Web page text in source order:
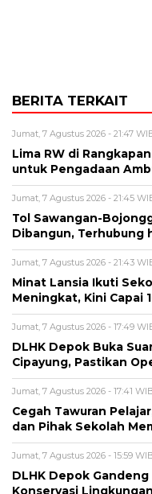
BERITA TERKAIT
Jumat, 7 Agustus 2026 - 21:47
Lima RW di
untuk Pengadaan
Jumat, 7 Agustus 2026 - 21:45
Tol Sawangan-
Dibangun, Terhubung
Jumat, 7 Agustus 2026 - 21:43
Minat Lansia Ikuti
Meningkat, Kini Capai
Jumat, 7 Agustus 2026 - 17:49
DLHK Depok Buka
Cipayung, Pastikan
Jumat, 7 Agustus 2026 - 17:41
Cegah Tawuran
dan Pihak Sekolah
Jumat, 7 Agustus 2026 - 15:59
DLHK Depok
Konservasi